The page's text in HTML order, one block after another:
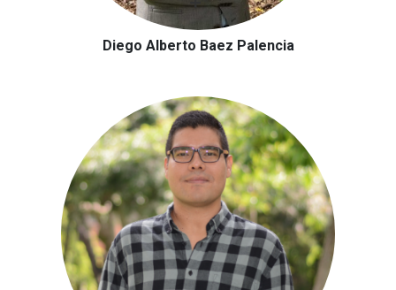
Diego Alberto Baez Palencia